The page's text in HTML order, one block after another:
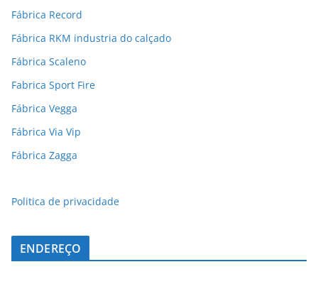
Fábrica Record
Fábrica RKM industria do calçado
Fábrica Scaleno
Fabrica Sport Fire
Fábrica Vegga
Fábrica Via Vip
Fábrica Zagga
Politica de privacidade
ENDEREÇO